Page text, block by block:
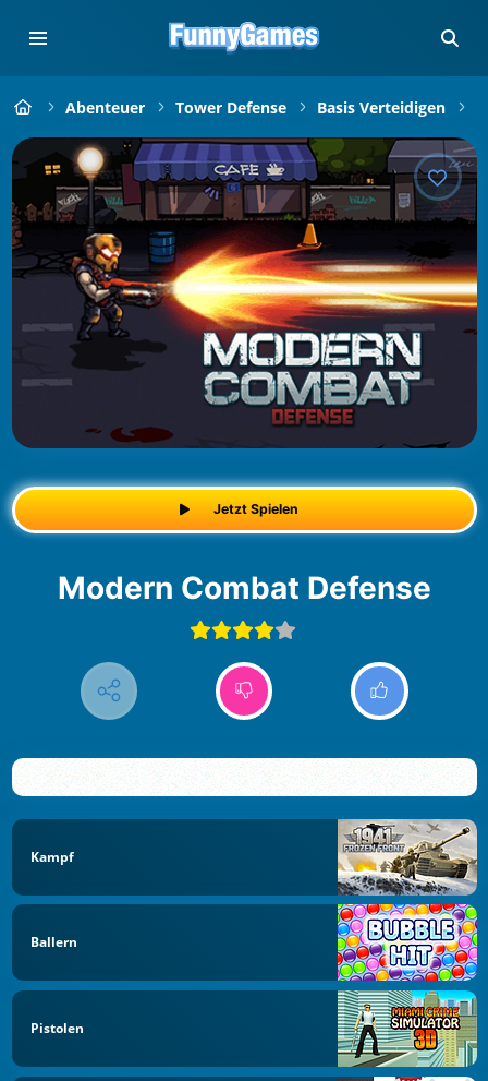
Abenteuer Tower Defense Basis Verteidigen
Jetzt Spielen
Modern Combat Defense
Kampf
Ballern
Pistolen